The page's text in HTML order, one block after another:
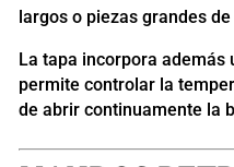
largos o piezas grandes
La tapa incorpora además
permite controlar la
de abrir continuamente la